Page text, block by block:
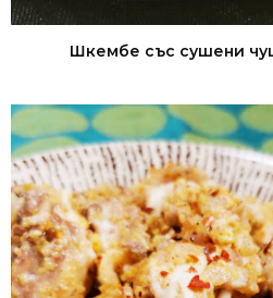
Шкембе със сушени